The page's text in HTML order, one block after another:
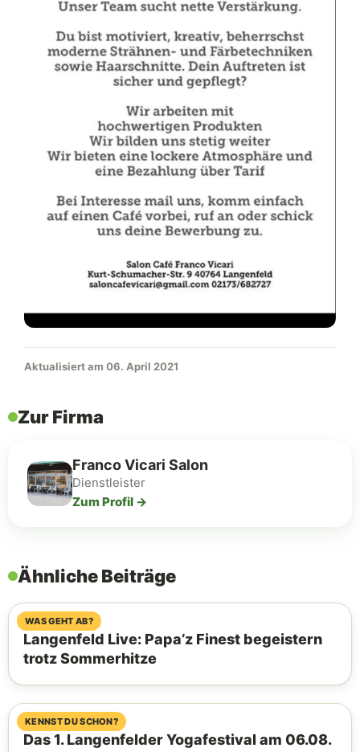
Aktualisiert am 06. April 2021
Zur Firma
Franco Vicari Salon
Dienstleister
Zum Profil →
Ähnliche Beiträge
WAS GEHT AB?
30. Juli 2026
Langenfeld Live: Papa’z Finest begeistern
trotz Sommerhitze
KENNST DU SCHON?
07. Juli 2023
Das 1. Langenfelder Yogafestival am 06.08.